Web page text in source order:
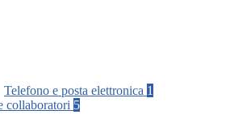
Telefono e posta elettronica 1
collaboratori 5